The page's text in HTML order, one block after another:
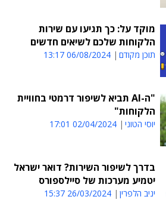
מוקד על: כך תגיעו עם שירות
הלקוחות שלכם לשיאים חדשים
תוכן מקודם 06/08/2024 13:17
"ה-AI תביא לשיפור דרמטי בחוויית
הלקוחות"
יוסי הטוני 02/04/2024 17:01
בדרך לשיפור השירות? דואר ישראל
יטמיע מערכות של סיילספורס
יניב הלפרין 26/03/2024 15:37